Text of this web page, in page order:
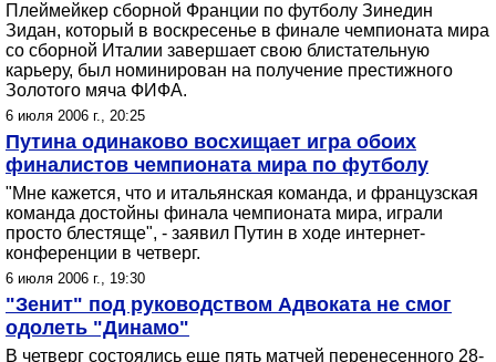
Плеймейкер сборной Франции по футболу Зинедин
Зидан, который в воскресенье в финале чемпионата мира
со сборной Италии завершает свою блистательную
карьеру, был номинирован на получение престижного
Золотого мяча ФИФА.
6 июля 2006 г., 20:25
Путина одинаково восхищает игра обоих
финалистов чемпионата мира по футболу
"Мне кажется, что и итальянская команда, и французская
команда достойны финала чемпионата мира, играли
просто блестяще", - заявил Путин в ходе интернет-
конференции в четверг.
6 июля 2006 г., 19:30
"Зенит" под руководством Адвоката не смог
одолеть "Динамо"
В четверг состоялись еще пять матчей перенесенного 28-